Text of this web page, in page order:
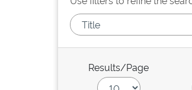
Results/Page